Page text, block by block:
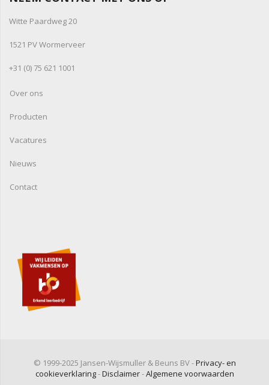
Witte Paardweg 20
1521 PV Wormerveer
+31 (0) 75 621 1001
Over ons
Producten
Vacatures
Nieuws
Contact
© 1999-2025 Jansen-Wijsmuller & Beuns BV -Privacy- en
cookieverklaring-Disclaimer-Algemene voorwaarden